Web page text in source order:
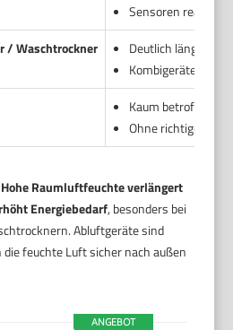
Sensoren
/ Waschtrockner
Deutlich längere
Kombigeräte
Kaum betroffen,
Ohne richtige
Hohe Raumluftfeuchte verlängert
Energiebedarf, besonders bei
Abluftgeräte sind
feuchte Luft sicher nach außen
ANGEBOT